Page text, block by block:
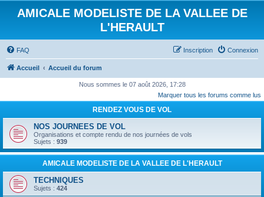
AMICALE MODELISTE DE LA VALLEE DE
L'HERAULT
FAQ Connexion
Inscription
Accueil Accueil du forum
Nous sommes le 07 août 2026, 17:28
Marquer tous les forums comme lus
RENDEZ VOUS DE VOL
NOS JOURNEES DE VOL
Organisations et compte rendu de nos journées de vols
Sujets : 939
AMICALE MODELISTE DE LA VALLEE DE L'HERAULT
TECHNIQUES
Sujets : 424